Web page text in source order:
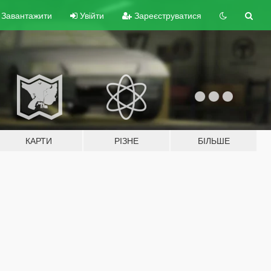
Увійти Зареєструватися
КАРТИ РІЗНЕ БІЛЬШЕ